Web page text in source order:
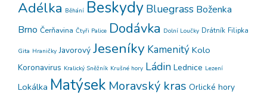
Adélka Běhání Beskydy Bluegrass Boženka
Brno Čerňavina Čtyři Palice Dodávka Dolní Loučky Drátník Filipka
Gita Hraničky Javorový Jeseníky Kamenitý Kolo
Koronavirus Kralický Sněžník Krušné hory Ládin Lednice Lezení
Lokálka Matýsek Moravský kras Orlické hory